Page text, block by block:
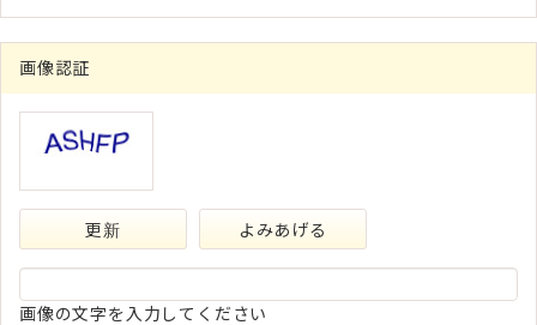
画像認証
更新 よみあげる
画像の文字を入力してください